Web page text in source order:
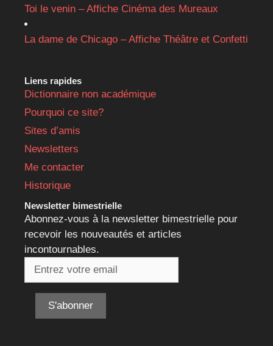
Toi le venin – Affiche Cinéma des Mureaux
La dame de Chicago – Affiche Théâtre et Confetti
Liens rapides
Dictionnaire non académique
Pourquoi ce site?
Sites d’amis
Newsletters
Me contacter
Historique
Newsletter bimestrielle
Abonnez-vous à la newsletter bimestrielle pour
recevoir les nouveautés et articles
incontournables.